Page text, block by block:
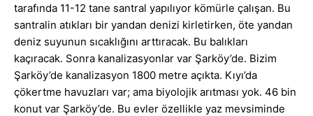
tarafında 11-12 tane santral yapılıyor kömürle çalışan. Bu
santralin atıkları bir yandan denizi kirletirken, öte yandan
deniz suyunun sıcaklığını arttıracak. Bu balıkları
kaçıracak. Sonra kanalizasyonlar var Şarköy’de. Bizim
Şarköy’de kanalizasyon 1800 metre açıkta. Kıyı’da
çökertme havuzları var; ama biyolojik arıtması yok. 46 bin
konut var Şarköy’de. Bu evler özellikle yaz mevsiminde